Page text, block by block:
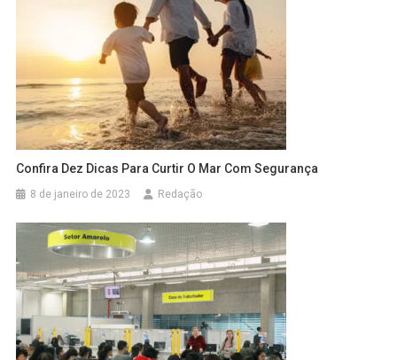
Confira Dez Dicas Para Curtir O Mar Com Segurança
8 de janeiro de 2023 Redação